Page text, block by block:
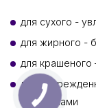
для сухого -
для жирного -
для
для
протеинами